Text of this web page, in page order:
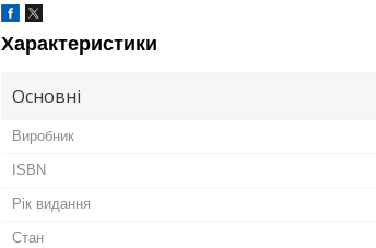
Характеристики
Основні
Виробник
ISBN
Рік видання
Стан